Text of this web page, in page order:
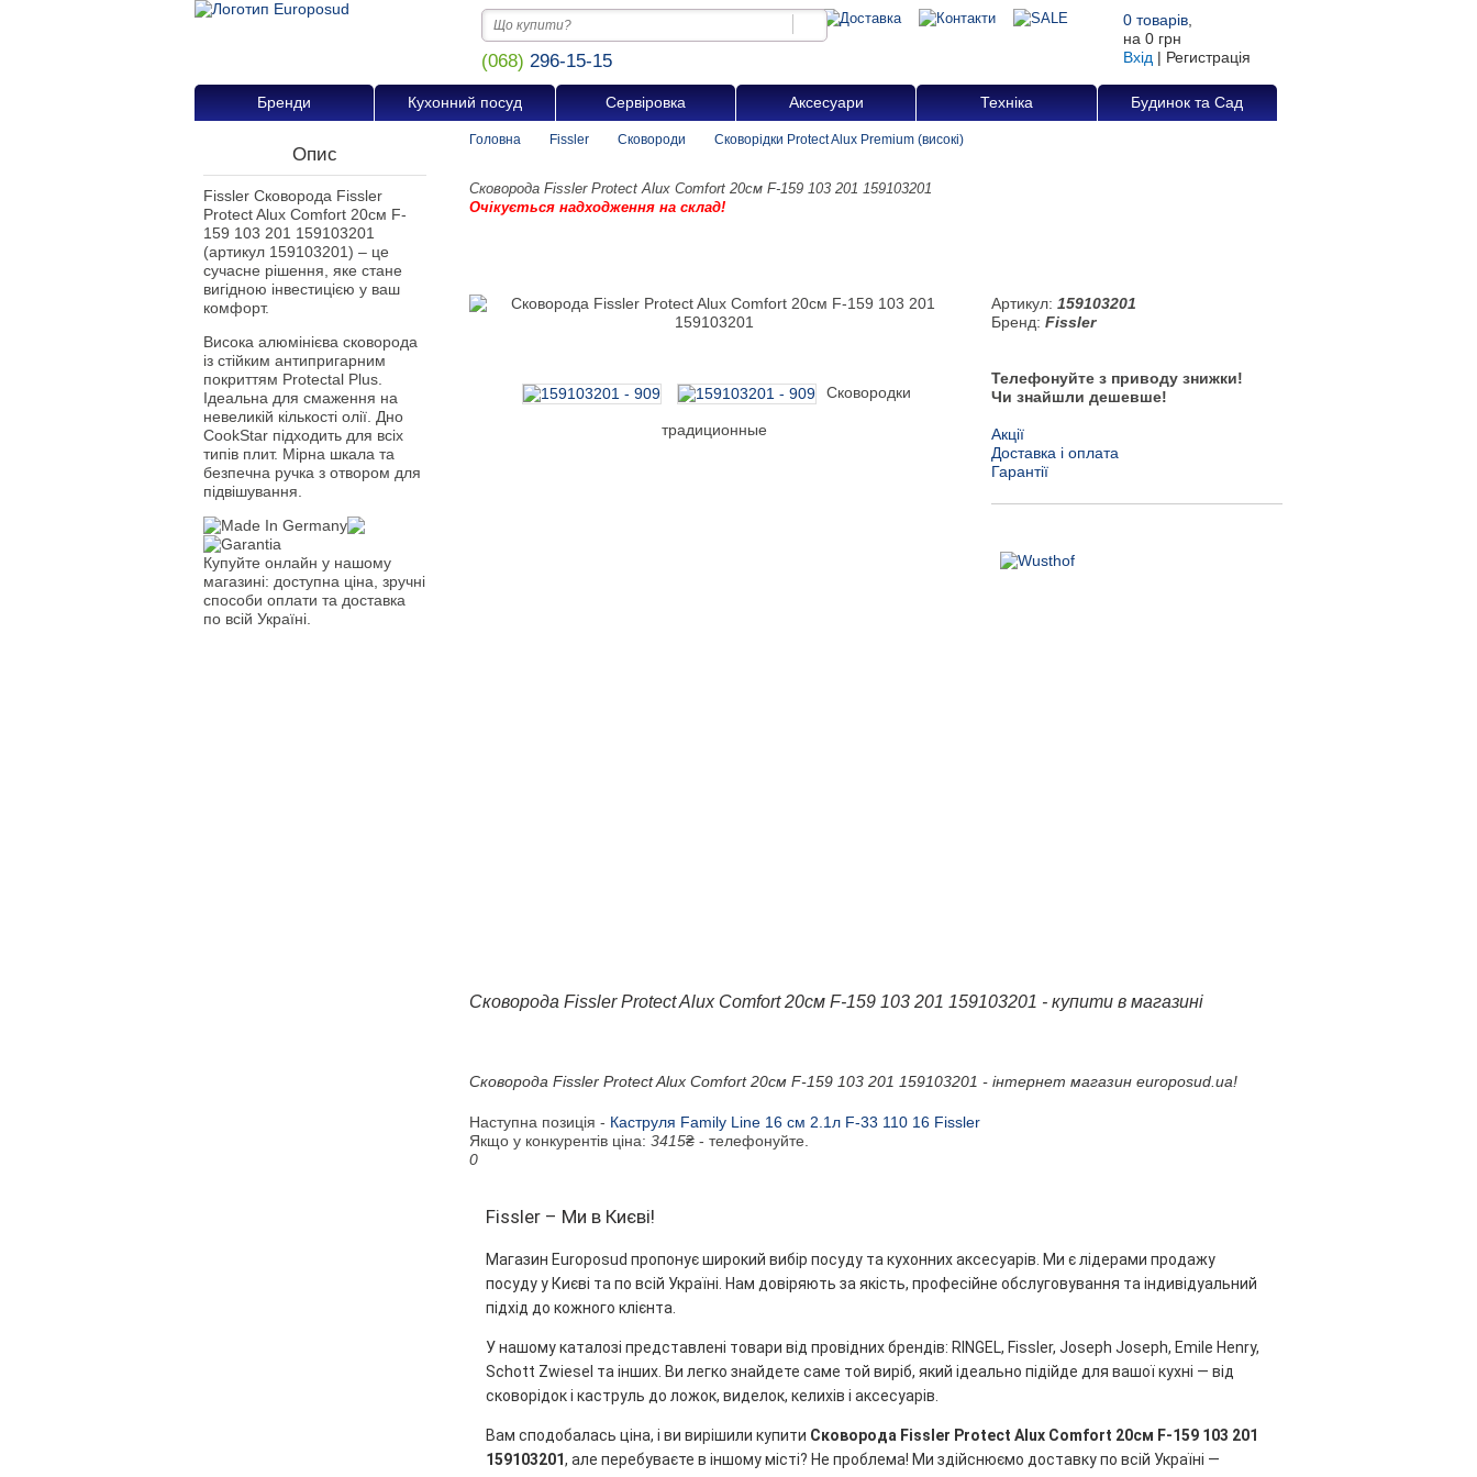
(068) 296-15-15
0 товарів
на 0 грн
Вхід | Регистрація
Бренди Кухонний посуд Сервіровка Аксесуари Техніка Будинок та Сад
Опис
Fissler Сковорода Fissler
Protect Alux Comfort 20см F-
159 103 201 159103201
(артикул 159103201) – це
сучасне рішення, яке стане
вигідною інвестицією у ваш
комфорт.
Висока алюмінієва сковорода
із стійким антипригарним
покриттям Protectal Plus.
Ідеальна для смаження на
невеликій кількості олії. Дно
CookStar підходить для всіх
типів плит. Мірна шкала та
безпечна ручка з отвором для
підвішування.
Купуйте онлайн у нашому
магазині: доступна ціна, зручні
способи оплати та доставка
по всій Україні.
Головна Fissler Сковороди Сковорідки Protect Alux Premium (високі)
Сковорода Fissler Protect Alux Comfort 20см F-159 103 201 159103201
Очікується надходження на склад!
Сковородки
традиционные
Артикул: 159103201
Бренд: Fissler
Телефонуйте з приводу знижки!
Чи знайшли дешевше!
Акції
Доставка і оплата
Гарантії
Сковорода Fissler Protect Alux Comfort 20см F-159 103 201 159103201 - купити в магазині
Сковорода Fissler Protect Alux Comfort 20см F-159 103 201 159103201 - інтернет магазин europosud.ua!
Наступна позиція - Каструля Family Line 16 см 2.1л F-33 110 16 Fissler
Якщо у конкурентів ціна: 3415₴ - телефонуйте.
0
Fissler – Ми в Києві!
Магазин Europosud пропонує широкий вибір посуду та кухонних аксесуарів. Ми є лідерами продажу
посуду у Києві та по всій Україні. Нам довіряють за якість, професійне обслуговування та індивідуальний
підхід до кожного клієнта.
У нашому каталозі представлені товари від провідних брендів: RINGEL, Fissler, Joseph Joseph, Emile Henry,
Schott Zwiesel та інших. Ви легко знайдете саме той виріб, який ідеально підійде для вашої кухні — від
сковорідок і каструль до ложок, виделок, келихів і аксесуарів.
Вам сподобалась ціна, і ви вирішили купити Сковорода Fissler Protect Alux Comfort 20см F-159 103 201
159103201, але перебуваєте в іншому місті? Не проблема! Ми здійснюємо доставку по всій Україні —